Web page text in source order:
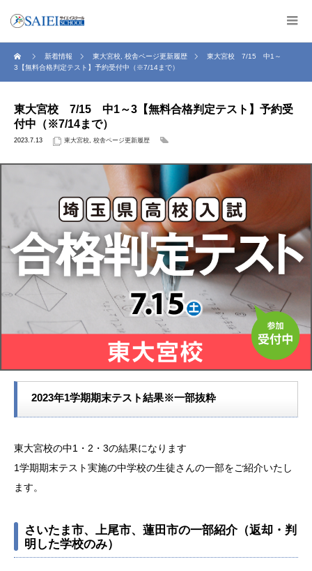
新着情報 東大宮校 校舎ページ更新履歴
東大宮校 7/15 中1～
3【無料合格判定テスト】予約受付中（※7/14まで）
東大宮校 7/15 中1～3【無料合格判定テスト】予約受
付中（※7/14まで）
2023.7.13 東大宮校, 校舎ページ更新履歴
2023年1学期期末テスト結果※一部抜粋
東大宮校の中1・2・3の結果になります
1学期期末テスト実施の中学校の生徒さんの一部をご紹介いたし
ます。
さいたま市、上尾市、蓮田市の一部紹介（返却・判
明した学校のみ）